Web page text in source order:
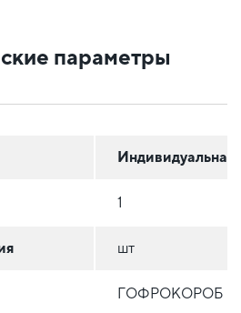
параметры
Индивидуальная
1
шт
ГОФРОКОРОБ